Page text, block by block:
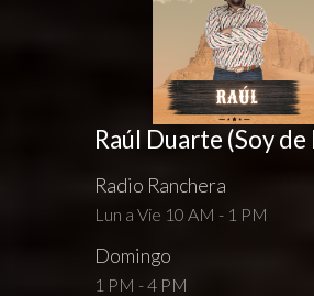
Raúl Duarte (Soy de
Radio Ranchera
Lun a Vie 10 AM - 1 PM
Domingo
1 PM - 4 PM